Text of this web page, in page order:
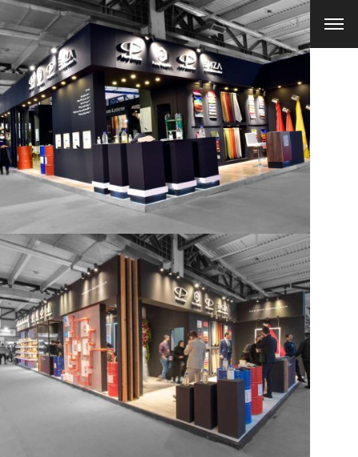
غرفه چرم پارس
100 متری, سال 1400, غرفه سازی, نمایشگاه چرم
غرفه شرکت چرم پارس